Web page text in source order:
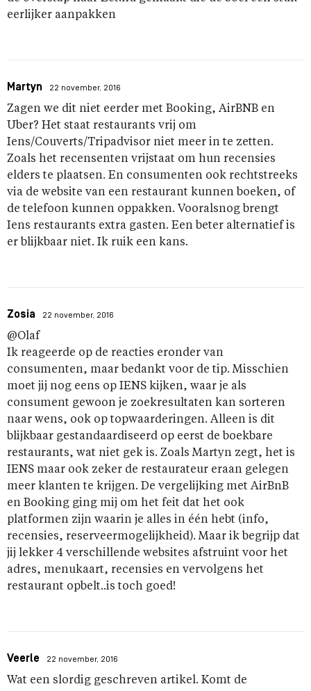
eerlijker aanpakken
Martyn 22 november, 2016
Zagen we dit niet eerder met Booking, AirBNB en
Uber? Het staat restaurants vrij om
Iens/Couverts/Tripadvisor niet meer in te zetten.
Zoals het recensenten vrijstaat om hun recensies
elders te plaatsen. En consumenten ook rechtstreeks
via de website van een restaurant kunnen boeken, of
de telefoon kunnen oppakken. Vooralsnog brengt
Iens restaurants extra gasten. Een beter alternatief is
er blijkbaar niet. Ik ruik een kans.
Zosia 22 november, 2016
@Olaf
Ik reageerde op de reacties eronder van
consumenten, maar bedankt voor de tip. Misschien
moet jij nog eens op IENS kijken, waar je als
consument gewoon je zoekresultaten kan sorteren
naar wens, ook op topwaarderingen. Alleen is dit
blijkbaar gestandaardiseerd op eerst de boekbare
restaurants, wat niet gek is. Zoals Martyn zegt, het is
IENS maar ook zeker de restaurateur eraan gelegen
meer klanten te krijgen. De vergelijking met AirBnB
en Booking ging mij om het feit dat het ook
platformen zijn waarin je alles in één hebt (info,
recensies, reserveermogelijkheid). Maar ik begrijp dat
jij lekker 4 verschillende websites afstruint voor het
adres, menukaart, recensies en vervolgens het
restaurant opbelt..is toch goed!
Veerle 22 november, 2016
Wat een slordig geschreven artikel. Komt de